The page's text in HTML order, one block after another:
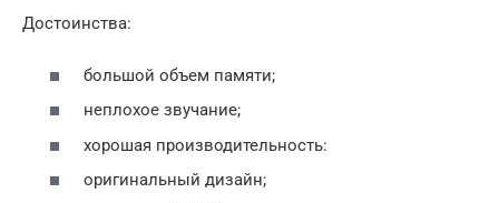
Достоинства:
большой объем памяти;
неплохое звучание;
хорошая производительность:
оригинальный дизайн;